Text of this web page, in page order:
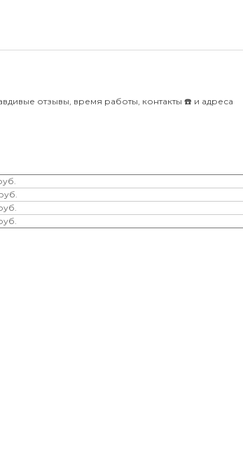
отзывы, время работы, контакты ☎️ и адреса